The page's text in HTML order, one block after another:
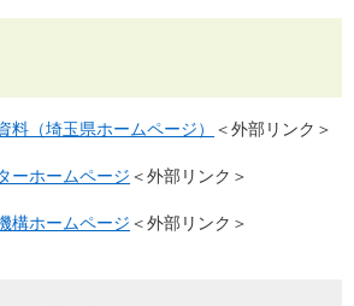
料（埼玉県ホームページ） ＜外部リンク＞
ーホームページ ＜外部リンク＞
構ホームページ ＜外部リンク＞